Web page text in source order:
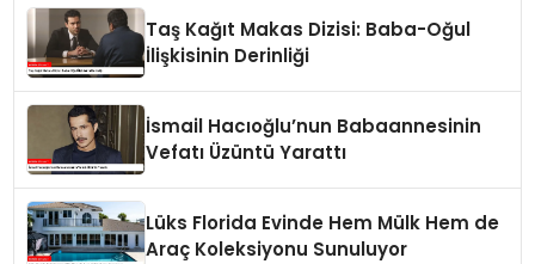
Taş Kağıt Makas Dizisi: Baba-Oğul
İlişkisinin Derinliği
İsmail Hacıoğlu’nun Babaannesinin
Vefatı Üzüntü Yarattı
Lüks Florida Evinde Hem Mülk Hem de
Araç Koleksiyonu Sunuluyor